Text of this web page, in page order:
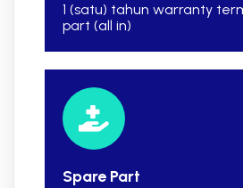
1 (satu) tahun warranty
part (all in)
Spare Part